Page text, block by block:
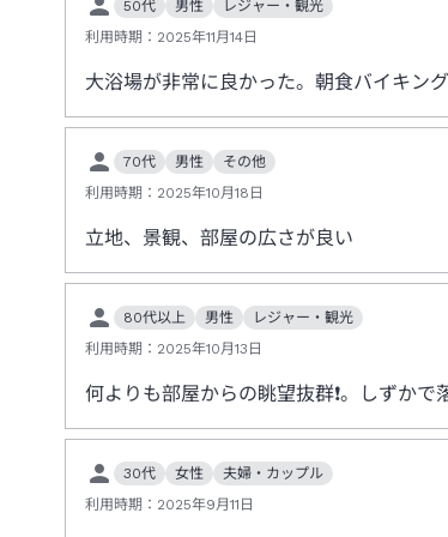
50代 男性
レジャー・観光
利用時期： 2025年11月14日
大浴場が非常に良かった。朝食バイキン
70代 男性
その他
利用時期： 2025年10月18日
立地、景観、部屋の広さが良い
80代以上 男性
レジャー・観光
利用時期： 2025年10月13日
何よりも部屋からの眺望抜群❗️。しずかで
30代 女性
夫婦・カップル
利用時期： 2025年9月11日